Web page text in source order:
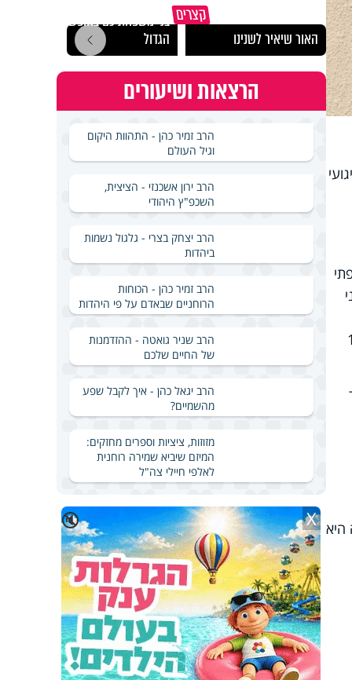
התאומים ב-11
היא
קצרים
האור שיאיר לשנינו
בני משפחתיכם בחופש
הגדול
הרצאות ושיעורים
הרב זמיר כהן - התהוות היקום
וגיל העולם
הרב ירון אשכנזי - הציצית,
השכפ"ץ היהודי
הרב יצחק בצרי - גלגול נשמות
ביהדות
הרב זמיר כהן - הכוחות
הרוחניים שבאדם על פי היהדות
הרב שניר גואטה - ההזדמנות
של החיים שלכם
הרב יגאל כהן - איך לקבל שפע
מהשמיים?
מזוזות, ציציות וספרים מחזקים:
המיזם שיביא שמירה רוחנית
לאלפי חיילי צה"ל
🔇 X